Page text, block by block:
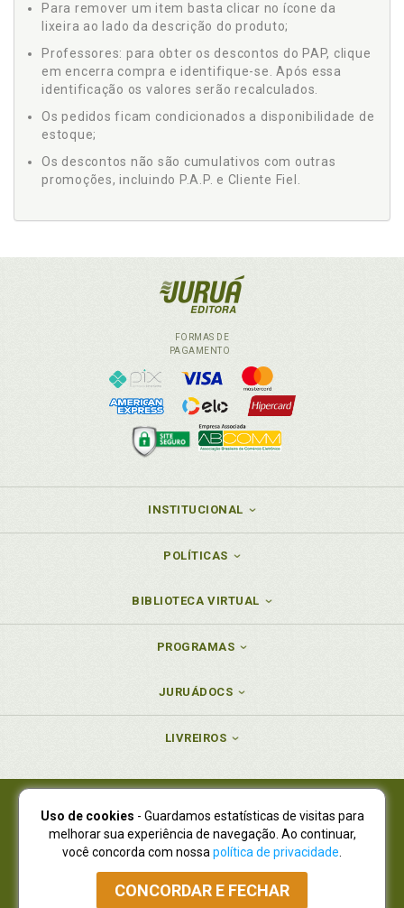
Para remover um item basta clicar no ícone da
lixeira ao lado da descrição do produto;
Professores: para obter os descontos do PAP, clique
em encerra compra e identifique-se. Após essa
identificação os valores serão recalculados.
Os pedidos ficam condicionados a disponibilidade de
estoque;
Os descontos não são cumulativos com outras
promoções, incluindo P.A.P. e Cliente Fiel.
FORMAS DE
PAGAMENTO
INSTITUCIONAL
POLÍTICAS
BIBLIOTECA VIRTUAL
PROGRAMAS
JURUÁDOCS
LIVREIROS
Juruá Editora Ltda., CNPJ 77.535.508/0001-19
Juruá Informática Ltda., CNPJ 01.701.561/0001-80
NOVO ENDEREÇO:R. Flávio Dallegrave, 7665, São Lourenço |
Curitiba - Paraná - CEP 82210-310
Atendimento: (41) 4009-3900|Vendas Atacado: (41) 4009-3939
Uso de cookies - Guardamos estatísticas de visitas para
melhorar sua experiência de navegação. Ao continuar,
você concorda com nossa política de privacidade
CONCORDAR E FECHAR